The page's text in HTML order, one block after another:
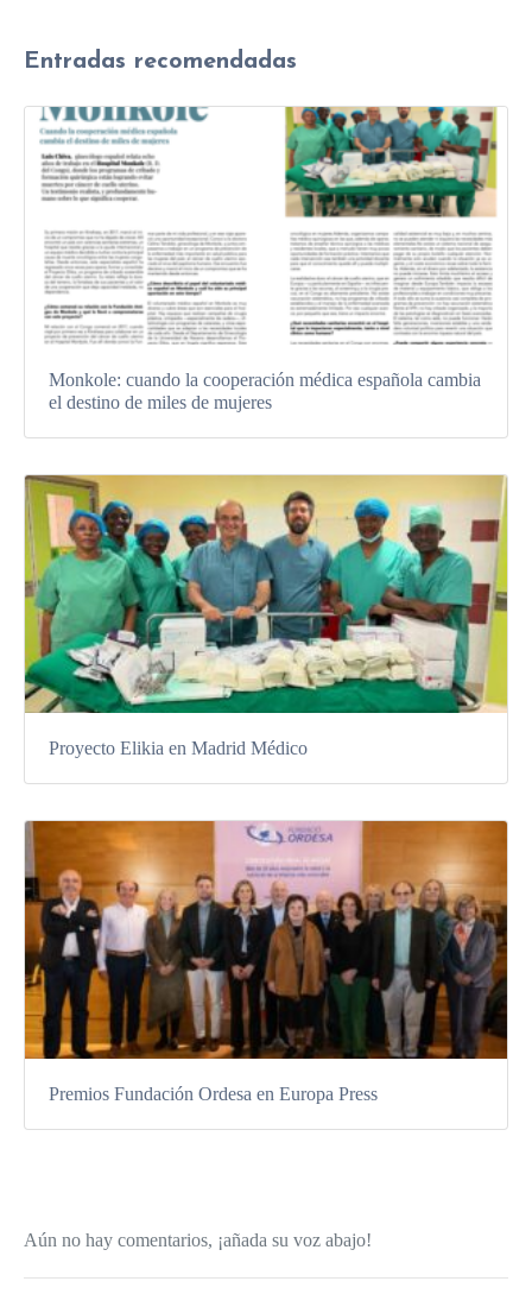
Entradas recomendadas
Monkole: cuando la cooperación médica española cambia
el destino de miles de mujeres
Proyecto Elikia en Madrid Médico
Premios Fundación Ordesa en Europa Press
Aún no hay comentarios, ¡añada su voz abajo!